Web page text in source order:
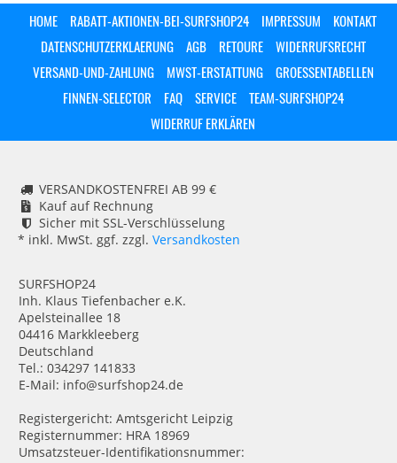
HOME RABATT-AKTIONEN-BEI-SURFSHOP24 IMPRESSUM
KONTAKT
DATENSCHUTZERKLAERUNG
AGB RETOURE
WIDERRUFSRECHT
VERSAND-UND-ZAHLUNG
MWST-ERSTATTUNG
GROESSENTABELLEN
FINNEN-SELECTOR
FAQ SERVICE
TEAM-SURFSHOP24
WIDERRUF ERKLÄREN
VERSANDKOSTENFREI AB 99 €
Kauf auf Rechnung
Sicher mit SSL-Verschlüsselung
* inkl. MwSt. ggf. zzgl. Versandkosten
SURFSHOP24
Inh. Klaus Tiefenbacher e.K.
Apelsteinallee 18
04416 Markkleeberg
Deutschland
Tel.: 034297 141833
E-Mail: info@surfshop24.de
Registergericht: Amtsgericht Leipzig
Registernummer: HRA 18969
Umsatzsteuer-Identifikationsnummer: